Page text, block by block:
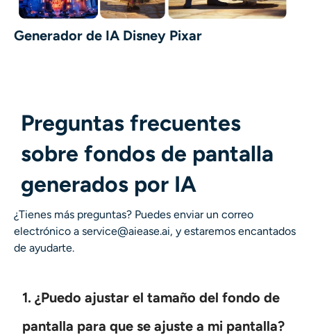
Generador de IA Disney Pixar
Preguntas frecuentes
sobre fondos de pantalla
generados por IA
¿Tienes más preguntas? Puedes enviar un correo
electrónico a service@aiease.ai, y estaremos encantados
de ayudarte.
1. ¿Puedo ajustar el tamaño del fondo de
pantalla para que se ajuste a mi pantalla?